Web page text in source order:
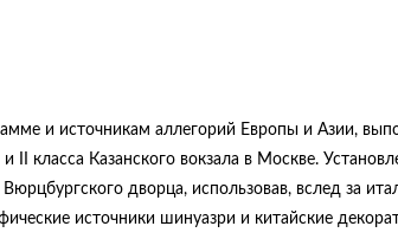
и источникам аллегорий Европы и Азии,
и II класса Казанского вокзала в Москве.
дворца, использовав, вслед за
источники шинуазри и китайские